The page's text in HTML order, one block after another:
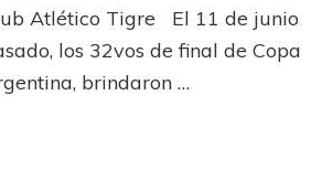
del
batacazo
a
Atlético Tigre El 11 de junio
los 32vos de final de Copa
brindaron …